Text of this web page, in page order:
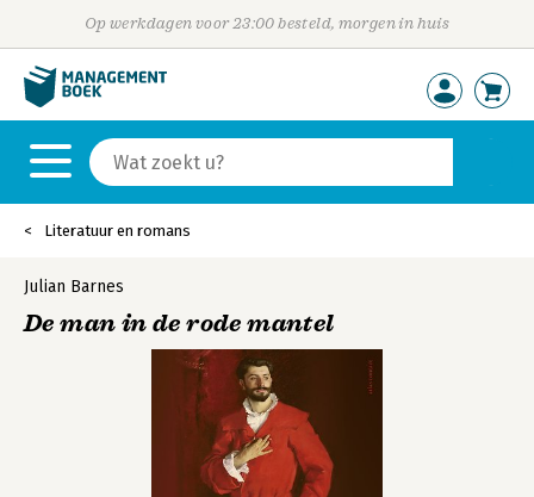
Op werkdagen voor 23:00 besteld, morgen in huis
Literatuur en romans
Julian Barnes
De man in de rode mantel